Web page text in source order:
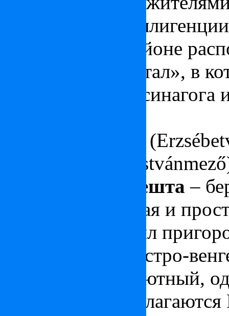
творческой
время. В этом районе
«Еврейский квартал», в
красивая в мире
Город Елизаветы
Поле Иштвана
IX район Будапешта –
набережной Дуная и
XIX веках это был
усадьбы знати австро-
замечательный уютный,
Пешта, где